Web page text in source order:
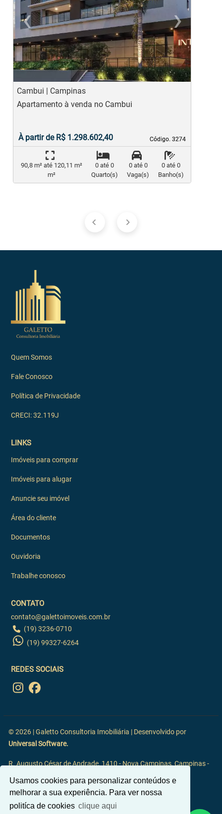
Usamos cookies para personalizar conteúdos e
melhorar a sua experiência. Para ver nossa
politíca de cookies clique aqui
‹
Previous
›
Cambui | Campinas
Código. 3274
Código. 3274
Apartamento à venda no Cambui
À partir de R$ 1.298.602,40
90,8 m² até 120,11 m²
m²
0 até 0
Quarto(s)
0 até 0
Vaga(s)
0 até 0
Banho(s)
Quem Somos
Fale Conosco
Política de Privacidade
CRECI: 32.119J
LINKS
Imóveis para comprar
Imóveis para alugar
Anuncie seu imóvel
Área do cliente
Documentos
Ouvidoria
Trabalhe conosco
CONTATO
contato@galettoimoveis.com.br
(19) 3236-0710
(19) 99327-6264
REDES SOCIAIS
© 2026 | Galetto Consultoria Imobiliária | Desenvolvido por
Universal Software.
R. Augusto César de Andrade, 1410 - Nova Campinas, Campinas -
SP, 13092-117